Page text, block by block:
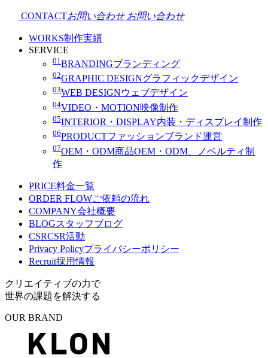
CONTACTお問い合わせ お問い合わせ
WORKS制作実績
SERVICE
01 BRANDINGブランディング
02GRAPHIC DESIGNグラフィックデザイン
03WEB DESIGNウェブデザイン
04VIDEO・MOTION映像制作
05INTERIOR・DISPLAY内装・ディスプレイ制作
06PRODUCTファッションブランド運営
07OEM・ODM商品OEM・ODM、ノベルティ制
作
PRICE料金一覧
ORDER FLOWご依頼の流れ
COMPANY会社概要
BLOGスタッフブログ
CSRCSR活動
Privacy Policyプライバシーポリシー
Recruit採用情報
クリエイティブの力で
世界の課題を解決する
OUR BRAND